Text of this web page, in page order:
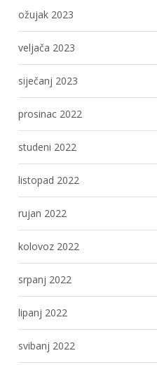
ožujak 2023
veljača 2023
siječanj 2023
prosinac 2022
studeni 2022
listopad 2022
rujan 2022
kolovoz 2022
srpanj 2022
lipanj 2022
svibanj 2022